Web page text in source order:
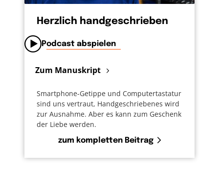
Herzlich handgeschrieben
Podcast abspielen
Zum Manuskript
Smartphone-Getippe und Computertastatur
sind uns vertraut, Handgeschriebenes wird
zur Ausnahme. Aber es kann zum Geschenk
der Liebe werden.
zum kompletten Beitrag